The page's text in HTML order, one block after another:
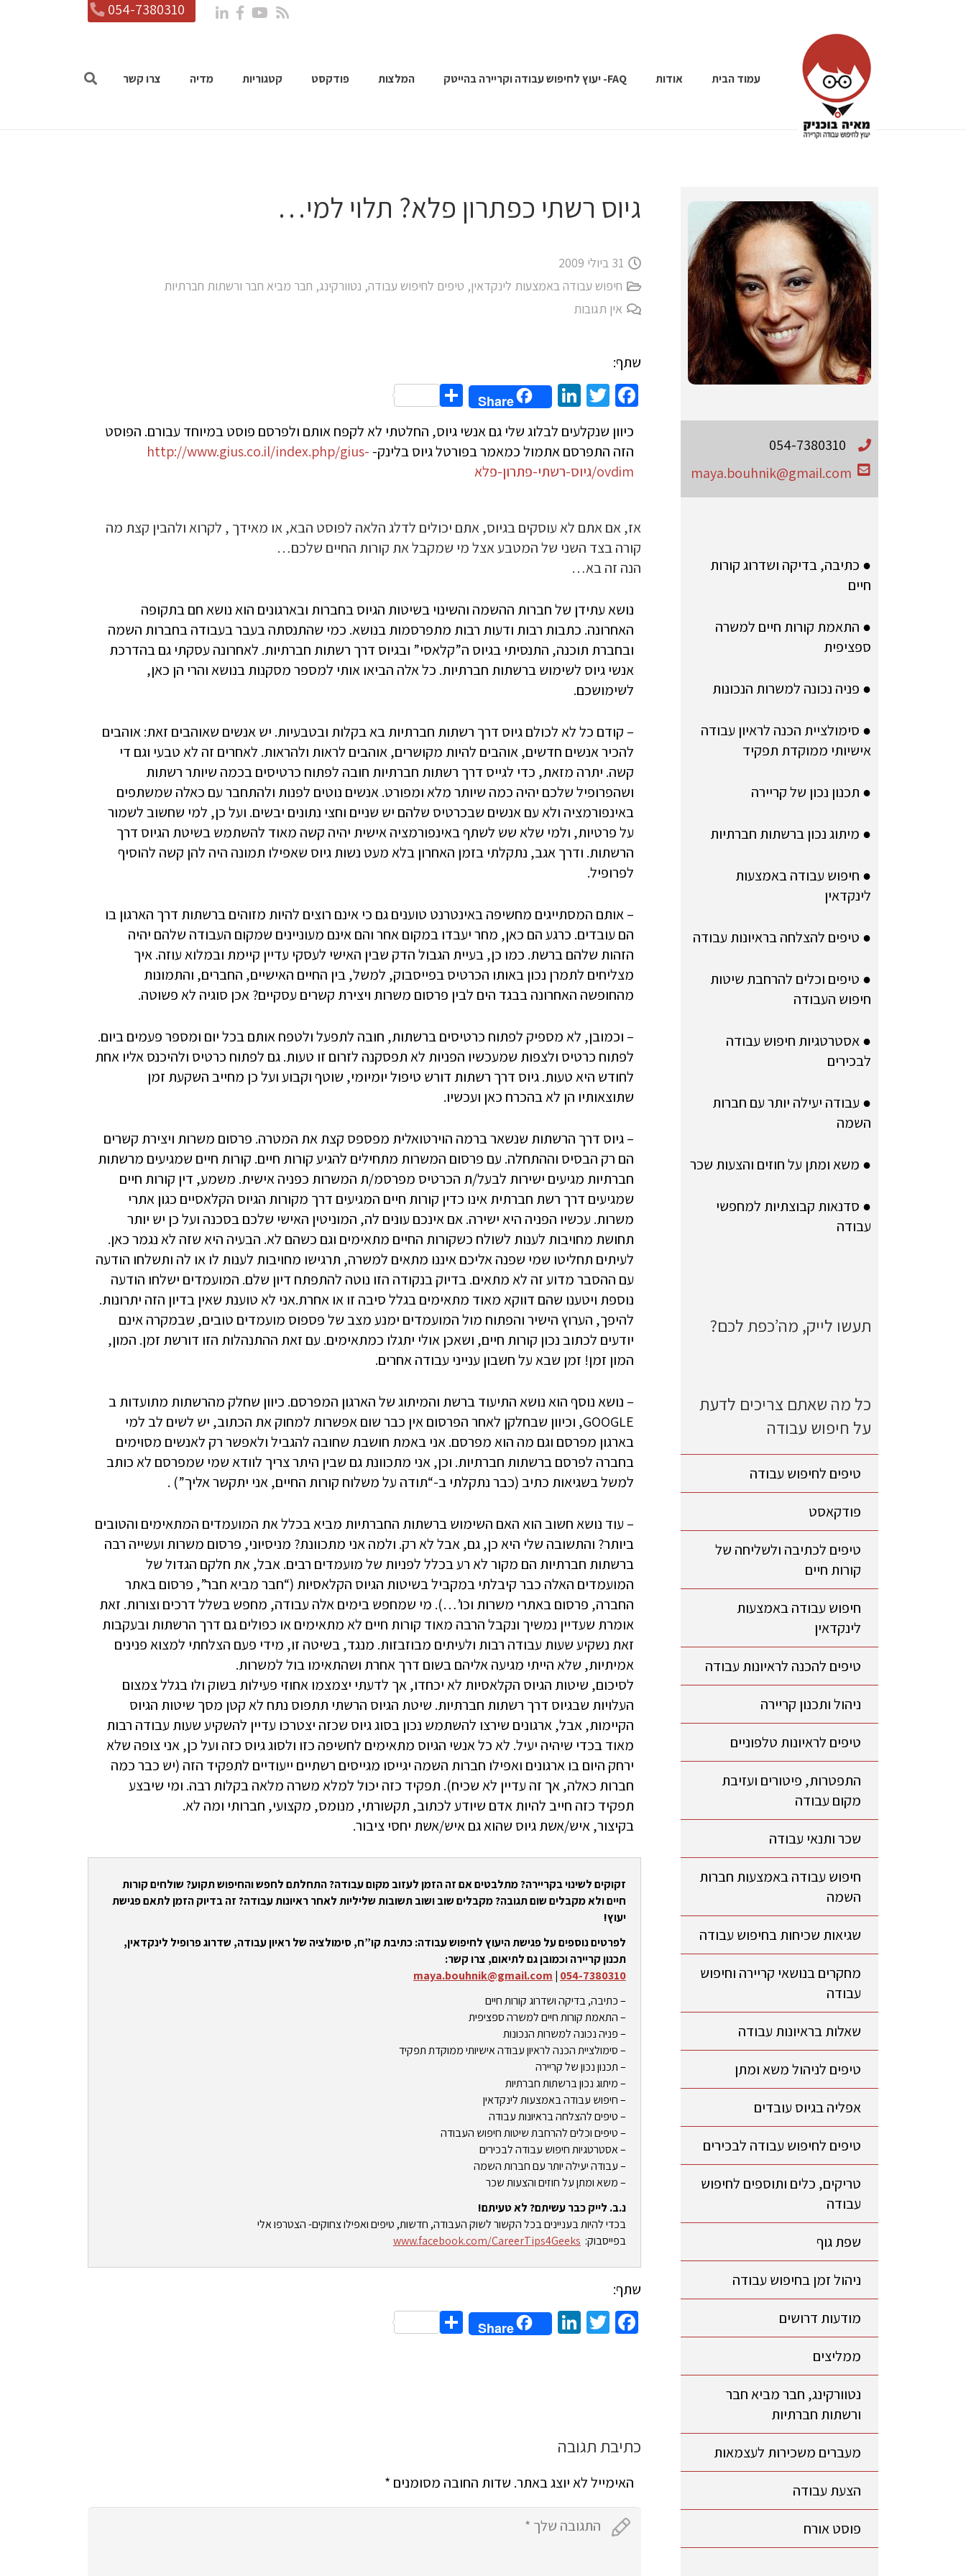
054-7380310
עמוד הבית אודות FAQ- יעוץ לחיפוש עבודה וקריירה בהייטק המלצות פודקסט קטגוריות מדיה צרו קשר
גיוס רשתי כפתרון פלא? תלוי למי…
31 ביולי 2009
חיפוש עבודה באמצעות לינקדאין, טיפים לחיפוש עבודה, נטוורקינג, חבר מביא חבר ורשתות חברתיות
אין תגובות
שתף:
Facebook
Twitter
LinkedIn
Share
Share
כיוון שנקלעים לבלוג שלי גם אנשי גיוס, החלטתי לא לקפח אותם ולפרסם פוסט במיוחד עבורם. הפוסט
הזה התפרסם אתמול כמאמר בפורטל גיוס בלינק- http://www.gius.co.il/index.php/gius-
ovdim/גיוס-רשתי-פתרון-פלא
אז, אם אתם לא עוסקים בגיוס, אתם יכולים לדלג הלאה לפוסט הבא, או מאידך , לקרוא ולהבין קצת מה
קורה בצד השני של המטבע אצל מי שמקבל את קורות החיים שלכם…
הנה זה בא…
נושא עתידן של חברות ההשמה והשינוי בשיטות הגיוס בחברות ובארגונים הוא נושא חם בתקופה
האחרונה. כתבות רבות ודעות רבות מתפרסמות בנושא. כמי שהתנסתה בעבר בעבודה בחברות השמה
ובחברת תוכנה, התנסיתי בגיוס ה”קלאסי” ובגיוס דרך רשתות חברתיות. לאחרונה עסקתי גם בהדרכת
אנשי גיוס לשימוש ברשתות חברתיות. כל אלה הביאו אותי למספר מסקנות בנושא והרי הן כאן,
לשימושכם.
– קודם כל לא לכולם גיוס דרך רשתות חברתיות בא בקלות ובטבעיות. יש אנשים שאוהבים זאת: אוהבים
להכיר אנשים חדשים, אוהבים להיות מקושרים, אוהבים לראות ולהראות. לאחרים זה לא טבעי וגם די
קשה. יתרה מזאת, כדי לגייס דרך רשתות חברתיות חובה לפתוח כרטיסים בכמה שיותר רשתות
ושהפרופיל שלכם יהיה כמה שיותר מלא ומפורט. אנשים נוטים לפנות ולהתחבר עם כאלה שמשתפים
באינפורמציה ולא עם אנשים שבכרטיס שלהם יש שניים וחצי נתונים יבשים. ועל כן, למי שחשוב לשמור
על פרטיות, ולמי שלא שש לשתף באינפורמציה אישית יהיה קשה מאוד להשתמש בשיטת הגיוס דרך
הרשתות. ודרך אגב, נתקלתי בזמן האחרון בלא מעט נשות גיוס שאפילו תמונה היה להן קשה להוסיף
לפרופיל.
– אותם המסתייגים מחשיפה באינטרנט טוענים גם כי אינם רוצים להיות מזוהים ברשתות דרך הארגון בו
הם עובדים. כרגע הם כאן, מחר יעבדו במקום אחר והם אינם מעוניינים שמקום העבודה שלהם יהיה
הזהות שלהם ברשת. כמו כן, בעיית הגבול הדק שבין האישי לעסקי עדיין קיימת ובמלוא עוזה. איך
מצליחים לתמרן נכון באותו הכרטיס בפייסבוק, למשל, בין החיים האישיים, החברים, והתמונות
מהחופשה האחרונה בבגד הים לבין פרסום משרות ויצירת קשרים עסקיים? אכן סוגיה לא פשוטה.
– וכמובן, לא מספיק לפתוח כרטיסים ברשתות, חובה לתפעל ולטפח אותם בכל יום ומספר פעמים ביום.
לפתוח כרטיס ולצפות שמעכשיו הפניות לא תפסקנה לזרום זו טעות. גם לפתוח כרטיס ולהיכנס אליו אחת
לחודש היא טעות. גיוס דרך רשתות דורש טיפול יומיומי, שוטף וקבוע ועל כן מחייב השקעת זמן
שתוצאותיו הן לא בהכרח כאן ועכשיו.
– גיוס דרך הרשתות שנשאר ברמה הוירטואלית מפספס קצת את המטרה. פרסום משרות ויצירת קשרים
הם רק הבסיס וההתחלה. עם פרסום המשרות מתחילים להגיע קורות חיים. קורות חיים שמגיעים מרשתות
חברתיות מגיעים ישירות לבעל/ת הכרטיס מפרסמ/ת המשרות כפניה אישית. משמע, דין קורות חיים
שמגיעים דרך רשת חברתית אינו כדין קורות חיים המגיעים דרך מקורות הגיוס הקלאסיים כגון אתרי
משרות. עכשיו הפניה היא ישירה. אם אינכם עונים לה, המוניטין האישי שלכם בסכנה ועל כן יש יותר
תחושת מחויבות לענות לשולח כשקורות החיים מתאימים וגם כשהם לא. הבעיה היא שזה לא נגמר כאן.
לעיתים תחליטו שמי שפנה אליכם איננו מתאים למשרה, תרגישו מחויבות לענות לו או לה ותשלחו הודעה
עם ההסבר מדוע זה לא מתאים. בדיוק בנקודה הזו נוטה להתפתח דיון שלם. המועמדים ישלחו הודעה
נוספת ויטענו שהם דווקא מאוד מתאימים בגלל סיבה זו או אחרת.אני לא טוענת שאין בדיון הזה יתרונות.
להיפך, הערוץ הישיר והפתוח מול המועמדים ימנע מצב של פספוס מועמדים טובים, שבמקרה אינם
יודעים לכתוב נכון קורות חיים, ושאכן אולי יתגלו כמתאימים. עם זאת ההתנהלות הזו דורשת זמן. המון,
המון זמן! זמן שבא על חשבון ענייני עבודה אחרים.
– נושא נוסף הוא נושא התיעוד ברשת והמיתוג של הארגון המפרסם. כיוון שחלק מהרשתות מתועדות ב
GOOGLE, וכיוון שבחלקן לאחר הפרסום אין כבר שום אפשרות למחוק את הכתוב, יש לשים לב למי
בארגון מפרסם וגם מה הוא מפרסם. אני באמת חושבת שחובה להגביל ולאפשר רק לאנשים מסוימים
בחברה לפרסם ברשתות חברתיות. וכן, אני מתכוונת גם שבין היתר צריך לוודא שמי שמפרסם לא כותב
למשל בשגיאות כתיב (כבר נתקלתי ב-“תודה על משלוח קורות החיים, אני יתקשר אליך”) .
– עוד נושא חשוב הוא האם השימוש ברשתות החברתיות מביא בכלל את המועמדים המתאימים והטובים
ביותר? והתשובה שלי היא כן, גם, אבל לא רק. ולמה אני מתכוונת? מניסיוני, פרסום משרות ועשייה רבה
ברשתות חברתיות הם מקור לא רע בכלל לפניות של מועמדים רבים. אבל, את חלקם הגדול של
המועמדים האלה כבר קיבלתי במקביל בשיטות הגיוס הקלאסיות (“חבר מביא חבר”, פרסום באתר
החברה, פרסום באתרי משרות וכו’…). מי שמחפש בימים אלה עבודה, מחפש בשלל דרכים וצורות. זאת
אומרת שעדיין נמשיך ונקבל הרבה מאוד קורות חיים לא מתאימים או כפולים גם דרך הרשתות ובעקבות
זאת נשקיע שעות עבודה רבות ולעיתים מבוזבזות. מנגד, בשיטה זו, מידי פעם הצלחתי למצוא פנינים
אמיתיות, שלא הייתי מגיעה אליהם בשום דרך אחרת ושהתאימו בול למשרות.
לסיכום, שיטות הגיוס הקלאסיות לא יכחדו, אך לדעתי יצמצמו אחוזי פעילות בשוק ולו בגלל צמצום
העלויות שבגיוס דרך רשתות חברתיות. שיטת הגיוס הרשתי תתפוס נתח לא קטן מסך שיטות הגיוס
הקיימות, אבל, ארגונים שירצו להשתמש נכון בסוג גיוס שכזה יצטרכו עדיין להשקיע שעות עבודה רבות
מאוד בכדי שיהיה יעיל. לא כל אנשי הגיוס מתאימים לחשיפה כזו ולסוג גיוס כזה ועל כן, אני צופה שלא
ירחק היום בו ארגונים ואפילו חברות השמה יגייסו מגייסים רשתיים ייעודיים לתפקיד הזה (יש כבר כמה
חברות כאלה, אך זה עדיין לא שכיח). תפקיד כזה יכול למלא משרה מלאה בקלות רבה. ומי שיבצע
תפקיד כזה חייב להיות אדם שיודע לכתוב, תקשורתי, מנומס, מקצועי, חברותי ומה לא.
בקיצור, איש/אשת גיוס שהוא גם איש/אשת יחסי ציבור.
זקוקים לשינוי בקריירה? מתלבטים אם זה הזמן לעזוב מקום עבודה? התחלתם לחפש והחיפוש תקוע? שולחים קורות
חיים ולא מקבלים שום תגובה? מקבלים שוב ושוב תשובות שליליות לאחר ראיונות עבודה? זה בדיוק הזמן לתאם פגישת
יעוץ!
לפרטים נוספים על פגישת היעוץ לחיפוש עבודה: כתיבת קו”ח, סימולציה של ראיון עבודה, שדרוג פרופיל לינקדאין,
תכנון קריירה וכמובן גם לתיאום, צרו קשר:
054-7380310
|
maya.bouhnik@gmail.com
– כתיבה, בדיקה ושדרוג קורות חיים
– התאמת קורות חיים למשרה ספציפית
– פניה נכונה למשרות הנכונות
– סימולציית הכנה לראיון עבודה אישיותי ממוקדת תפקיד
– תכנון נכון של קריירה
– מיתוג נכון ברשתות חברתיות
– חיפוש עבודה באמצעות לינקדאין
– טיפים להצלחה בראיונות עבודה
– טיפים וכלים להרחבת שיטות חיפוש העבודה
– אסטרטגיות חיפוש עבודה לבכירים
– עבודה יעילה יותר עם חברות השמה
– משא ומתן על חוזים והצעות שכר
נ.ב. לייק כבר עשיתם? לא טעיתם!
בכדי להיות בעניינים בכל הקשור לשוק העבודה, חדשות, טיפים ואפילו צחוקים- הצטרפו אלי
בפייסבוק: www.facebook.com/CareerTips4Geeks
שתף:
Facebook
Twitter
LinkedIn
Share
Share
כתיבת תגובה
האימייל לא יוצג באתר. שדות החובה מסומנים *
054-7380310
maya.bouhnik@gmail.com
● כתיבה, בדיקה ושדרוג קורות
חיים
● התאמת קורות חיים למשרה
ספציפית
● פניה נכונה למשרות הנכונות
● סימולציית הכנה לראיון עבודה
אישיותי ממוקדת תפקיד
● תכנון נכון של קריירה
● מיתוג נכון ברשתות חברתיות
● חיפוש עבודה באמצעות
לינקדאין
● טיפים להצלחה בראיונות עבודה
● טיפים וכלים להרחבת שיטות
חיפוש העבודה
● אסטרטגיות חיפוש עבודה
לבכירים
● עבודה יעילה יותר עם חברות
השמה
● משא ומתן על חוזים והצעות שכר
● סדנאות קבוצתיות למחפשי
עבודה
תעשו לייק, מה’כפת לכם?
כל מה שאתם צריכים לדעת
על חיפוש עבודה
טיפים לחיפוש עבודה
פודקאסט
טיפים לכתיבה ולשליחה של
קורות חיים
חיפוש עבודה באמצעות
לינקדאין
טיפים להכנה לראיונות עבודה
ניהול ותכנון קריירה
טיפים לראיונות טלפוניים
התפטרות, פיטורים ועזיבת
מקום עבודה
שכר ותנאי עבודה
חיפוש עבודה באמצעות חברות
השמה
שגיאות שכיחות בחיפוש עבודה
מחקרים בנושאי קריירה וחיפוש
עבודה
שאלות בראיונות עבודה
טיפים לניהול משא ומתן
אפליה בגיוס עובדים
טיפים לחיפוש עבודה לבכירים
טריקים, כלים ותוספים לחיפוש
עבודה
שפת גוף
ניהול זמן בחיפוש עבודה
מודעות דרושים
ממליצים
נטוורקינג, חבר מביא חבר
ורשתות חברתיות
מעברים משכירות לעצמאות
הצעת עבודה
פוסט אורח